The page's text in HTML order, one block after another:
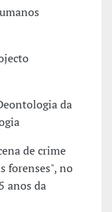
da
de crime
forenses", no
anos da